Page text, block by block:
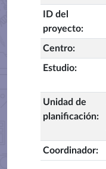
ID del
proyecto:
Centro:
Estudio:
Unidad de
planificación:
Coordinador: